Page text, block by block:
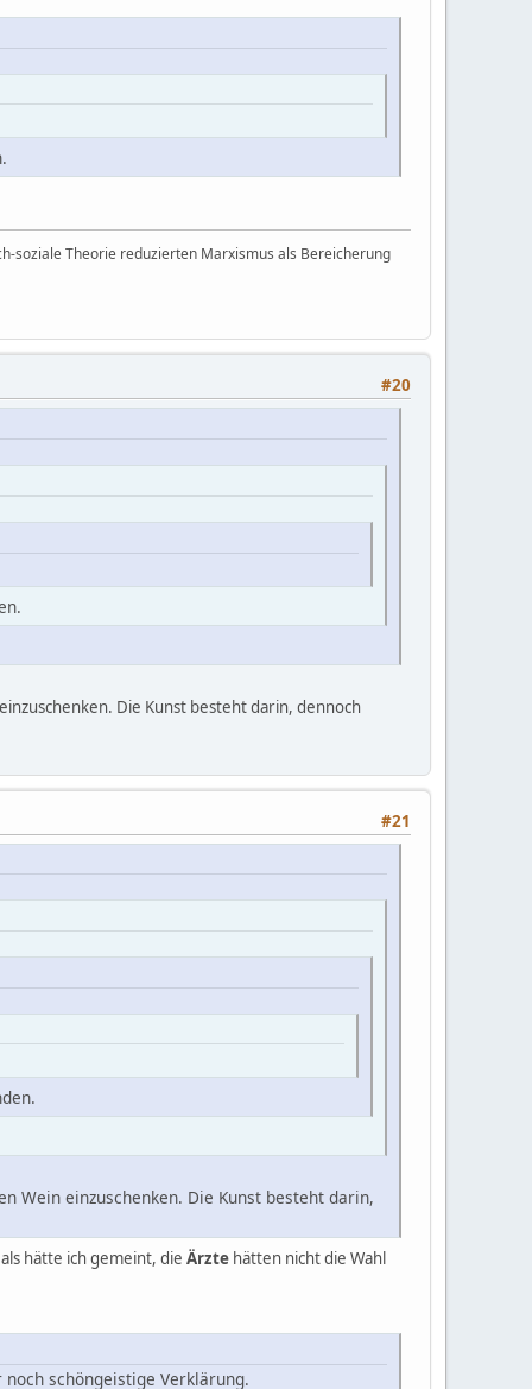
soziale Theorie reduzierten Marxismus als Bereicherung
#20
Die Kunst besteht darin, dennoch
#21
einzuschenken. Die Kunst besteht darin,
hätte ich gemeint, die Ärzte hätten nicht die Wahl
schöngeistige Verklärung.